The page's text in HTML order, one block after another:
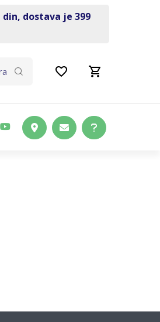
dostava je 399